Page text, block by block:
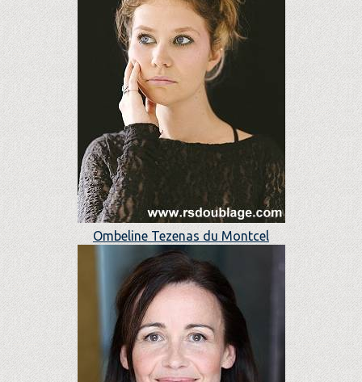
Ombeline Tezenas du Montcel